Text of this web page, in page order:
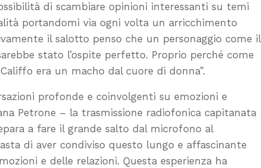
di scambiare opinioni interessanti su temi
portandomi via ogni volta un arricchimento
il salotto penso che un personaggio come il
stato l’ospite perfetto. Proprio perché come
era un macho dal cuore di donna”.
profonde e coinvolgenti su emozioni e
Petrone – la trasmissione radiofonica capitanata
a fare il grande salto dal microfono al
di aver condiviso questo lungo e affascinante
e delle relazioni. Questa esperienza ha